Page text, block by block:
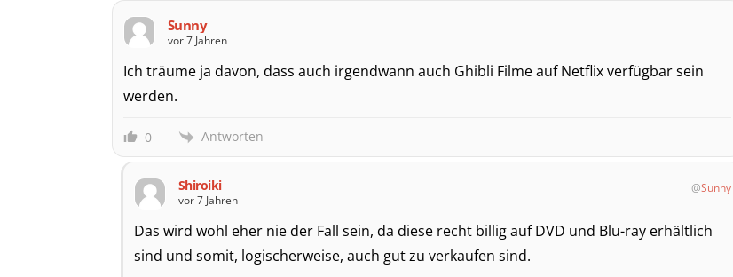
Sunny
vor 7 Jahren
Ich träume ja davon, dass auch irgendwann auch Ghibli Filme auf Netflix verfügbar sein
werden.
0 Antworten
Shiroiki
Sunny
vor 7 Jahren
Das wird wohl eher nie der Fall sein, da diese recht billig auf DVD und Blu-ray erhältlich
sind und somit, logischerweise, auch gut zu verkaufen sind.